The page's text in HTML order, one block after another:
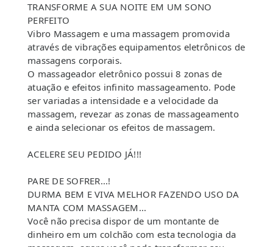
TRANSFORME A SUA NOITE EM UM SONO
PERFEITO
Vibro Massagem e uma massagem promovida
através de vibrações equipamentos eletrônicos de
massagens corporais.
O massageador eletrônico possui 8 zonas de
atuação e efeitos infinito massageamento. Pode
ser variadas a intensidade e a velocidade da
massagem, revezar as zonas de massageamento
e ainda selecionar os efeitos de massagem.
ACELERE SEU PEDIDO JÁ!!!
PARE DE SOFRER...!
DURMA BEM E VIVA MELHOR FAZENDO USO DA
MANTA COM MASSAGEM...
Você não precisa dispor de um montante de
dinheiro em um colchão com esta tecnologia da